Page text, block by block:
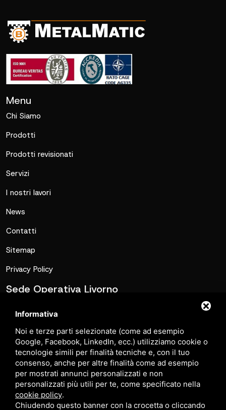
Menu
Chi Siamo
Prodotti
Prodotti revisionati
Servizi
I nostri lavori
News
Contatti
Sitemap
Privacy Policy
Sede Operativa Livorno
commerciale@metalmatic.it
Via Caduti di Nassirya, Loc. Le Morelline, 6C, 57016
Rosignano Solvay-Castiglioncello LI
Sede Operativa Lucca
commerciale@metalmaticsrl.it
Informativa
Noi e terze parti selezionate (come ad esempio
Google, Facebook, LinkedIn, ecc.) utilizziamo cookie o
tecnologie simili per finalità tecniche e, con il tuo
consenso, anche per altre finalità come ad esempio
per mostrati annunci personalizzati e non
personalizzati più utili per te, come specificato nella
cookie policy.
Chiudendo questo banner con la crocetta o cliccando